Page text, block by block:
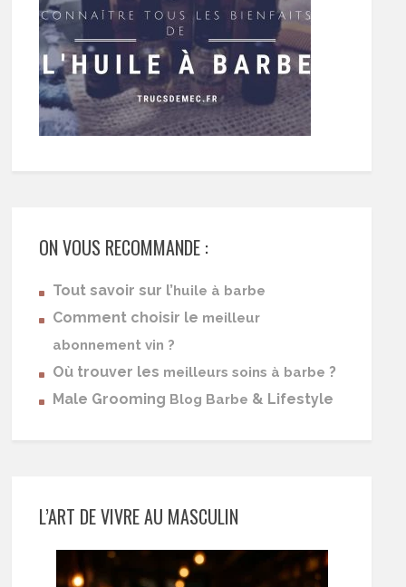
ON VOUS RECOMMANDE :
Tout savoir sur l’huile à barbe
Comment choisir le meilleur
abonnement vin ?
Où trouver les meilleurs soins à barbe ?
Male Grooming Blog Barbe & Lifestyle
L’ART DE VIVRE AU MASCULIN